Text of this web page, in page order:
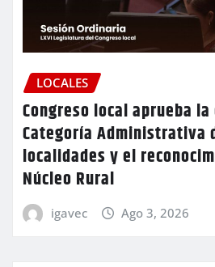
LOCALES
Congreso local aprueba
Categoría Administrativa
localidades y el
Núcleo Rural
igavec Ago 3, 2026